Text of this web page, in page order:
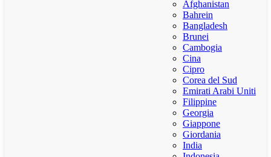
Afghanistan
Bahrein
Bangladesh
Brunei
Cambogia
Cina
Cipro
Corea del Sud
Emirati Arabi Uniti
Filippine
Georgia
Giappone
Giordania
India